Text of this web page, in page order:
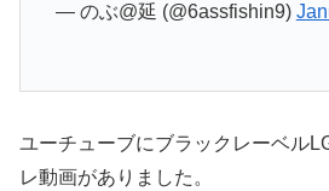
— のぶ@延 (@6assfishin9)
ユーチューブにブラックレーベル
レ動画がありました。